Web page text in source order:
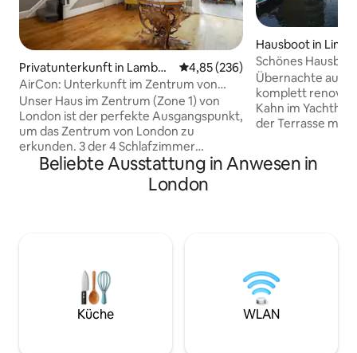
Privatunterkunft in Lambet
h
Durchschnittliche Bewertung:
4,85 (236)
AirCon: Unterkunft im Zentrum von
London, zu Fuß zur Southbank
Unser Haus im Zentrum (Zone 1) von
London ist der perfekte Ausgangspunkt,
um das Zentrum von London zu
erkunden. 3 der 4 Schlafzimmer
verfügen über eine professionell
installierte zentrale Klimaanlage und das
4. Schlafzimmer über ein tragbares
Internet, Internet-TV und Sonos.
Perfekt für große Gruppen oder
Familien, nur wenige Minuten von U-
Bahn-Stationen, Bussen und
Hausboot in
Schönes
Zentrum von
Übernachte auf
komplett
Kahn im
der Terrasse mit
Lounge mit
einem Sessel und
Wheelhouse
Außenterrassen
Blick auf das offene
uns schon
Beliebte Ausstattung in Anwesen in
London
Küche WLAN